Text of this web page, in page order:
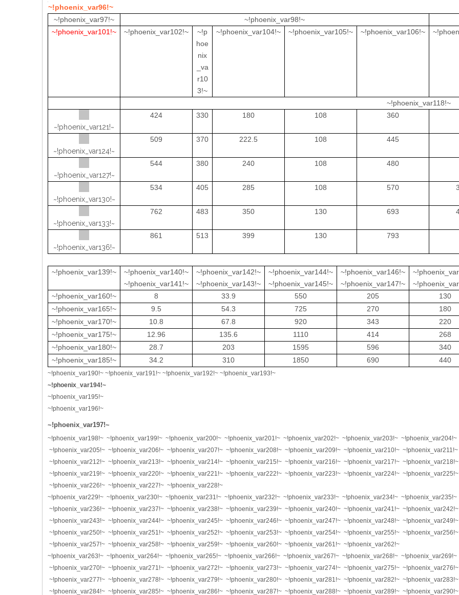
~!phoenix_var96!~
~!phoenix_var97!~
~!phoenix_var98!~
~!phoenix_var101!~
~!phoenix_var102!~
~!p
hoe
nix
_va
r10
3!~
~!phoenix_var104!~ ~!phoenix_var105!~ ~!phoenix_var106!~
~!phoenix_var118!~
~!phoenix_var121!~
424 330 180 108 360
~!phoenix_var124!~
509 370 222.5 108 445
~!phoenix_var127!~
544 380 240 108 480
~!phoenix_var130!~
534 405 285 108 570
~!phoenix_var133!~
762 483 350 130 693
~!phoenix_var136!~
861 513 399 130 793
~!phoenix_var139!~
~!phoenix_var140!~
~!phoenix_var141!~
~!phoenix_var142!~
~!phoenix_var143!~
~!phoenix_var144!~
~!phoenix_var145!~
~!phoenix_var146!~
~!phoenix_var147!~
~!phoenix_var160!~ 8 33.9 550 205 130
~!phoenix_var165!~
9.5 54.3 725 270 180
~!phoenix_var170!~
10.8 67.8 920 343 220
~!phoenix_var175!~
12.96 135.6 1110 414 268
~!phoenix_var180!~
28.7 203 1595 596 340
~!phoenix_var185!~
34.2 310 1850 690 440
~!phoenix_var190!~ ~!phoenix_var191!~ ~!phoenix_var192!~ ~!phoenix_var193!~
~!phoenix_var194!~
~!phoenix_var195!~
~!phoenix_var196!~
~!phoenix_var197!~
~!phoenix_var198!~ ~!phoenix_var199!~ ~!phoenix_var200!~ ~!phoenix_var201!~ ~!phoenix_var202!~ ~!phoenix_var203!~ ~!phoenix_var204!~
~!phoenix_var205!~ ~!phoenix_var206!~ ~!phoenix_var207!~ ~!phoenix_var208!~ ~!phoenix_var209!~ ~!phoenix_var210!~ ~!phoenix_var211!~
~!phoenix_var212!~ ~!phoenix_var213!~ ~!phoenix_var214!~ ~!phoenix_var215!~ ~!phoenix_var216!~ ~!phoenix_var217!~ ~!phoenix_var218!~
~!phoenix_var219!~ ~!phoenix_var220!~ ~!phoenix_var221!~ ~!phoenix_var222!~ ~!phoenix_var223!~ ~!phoenix_var224!~ ~!phoenix_var225!~
~!phoenix_var226!~ ~!phoenix_var227!~ ~!phoenix_var228!~
~!phoenix_var229!~ ~!phoenix_var230!~ ~!phoenix_var231!~ ~!phoenix_var232!~ ~!phoenix_var233!~ ~!phoenix_var234!~ ~!phoenix_var235!~
~!phoenix_var236!~ ~!phoenix_var237!~ ~!phoenix_var238!~ ~!phoenix_var239!~ ~!phoenix_var240!~ ~!phoenix_var241!~ ~!phoenix_var242!~
~!phoenix_var243!~ ~!phoenix_var244!~ ~!phoenix_var245!~ ~!phoenix_var246!~ ~!phoenix_var247!~ ~!phoenix_var248!~ ~!phoenix_var249!~
~!phoenix_var250!~ ~!phoenix_var251!~ ~!phoenix_var252!~ ~!phoenix_var253!~ ~!phoenix_var254!~ ~!phoenix_var255!~ ~!phoenix_var256!~
~!phoenix_var257!~ ~!phoenix_var258!~ ~!phoenix_var259!~ ~!phoenix_var260!~ ~!phoenix_var261!~ ~!phoenix_var262!~
~!phoenix_var263!~ ~!phoenix_var264!~ ~!phoenix_var265!~ ~!phoenix_var266!~ ~!phoenix_var267!~ ~!phoenix_var268!~ ~!phoenix_var269!~
~!phoenix_var270!~ ~!phoenix_var271!~ ~!phoenix_var272!~ ~!phoenix_var273!~ ~!phoenix_var274!~ ~!phoenix_var275!~ ~!phoenix_var276!~
~!phoenix_var277!~ ~!phoenix_var278!~ ~!phoenix_var279!~ ~!phoenix_var280!~ ~!phoenix_var281!~ ~!phoenix_var282!~ ~!phoenix_var283!~
~!phoenix_var284!~ ~!phoenix_var285!~ ~!phoenix_var286!~ ~!phoenix_var287!~ ~!phoenix_var288!~ ~!phoenix_var289!~ ~!phoenix_var290!~